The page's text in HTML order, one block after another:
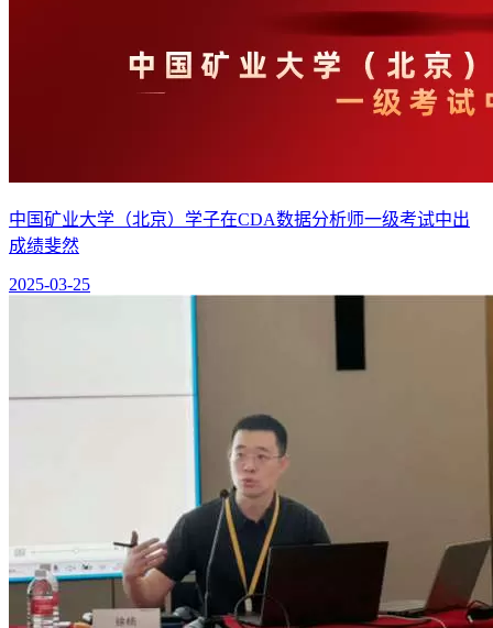
中国矿业大学（北京）学子在CDA数据分析师一级考试中出
成绩斐然
2025-03-25